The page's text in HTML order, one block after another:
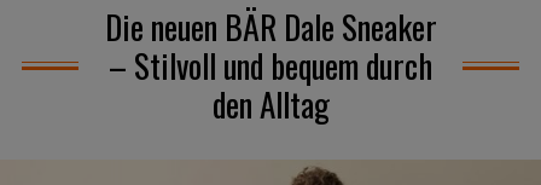
Die neuen BÄR Dale Sneaker
– Stilvoll und bequem durch
den Alltag